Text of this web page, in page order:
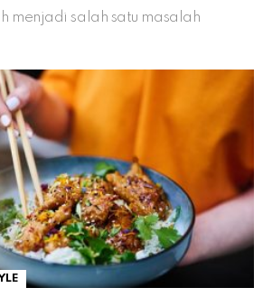
menjadi salah satu masalah